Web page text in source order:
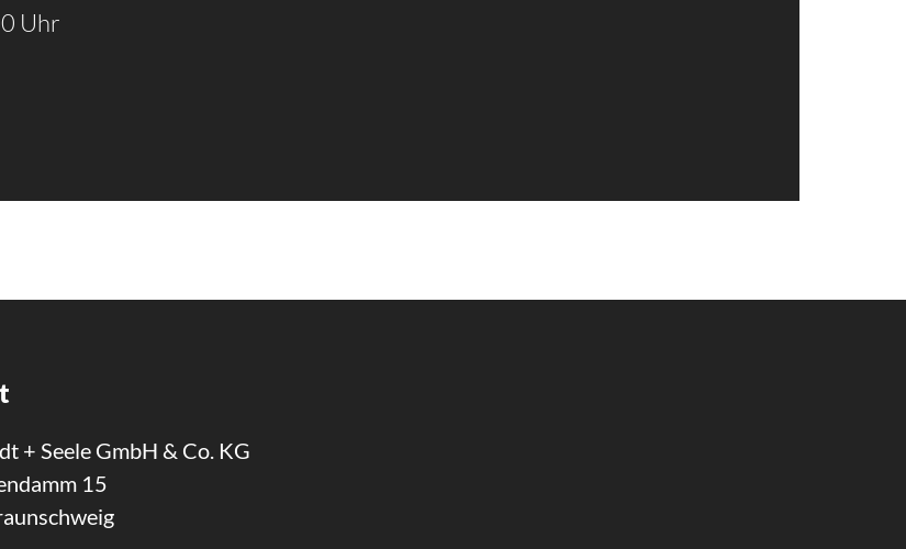
Uhr
+ Seele GmbH & Co. KG
15